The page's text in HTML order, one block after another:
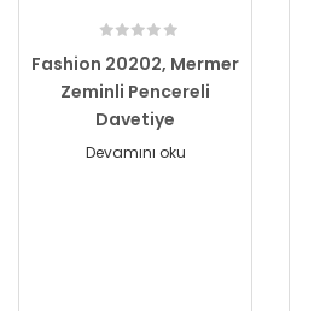
Fashion 20202, Mermer
Zeminli Pencereli
Davetiye
Devamını oku